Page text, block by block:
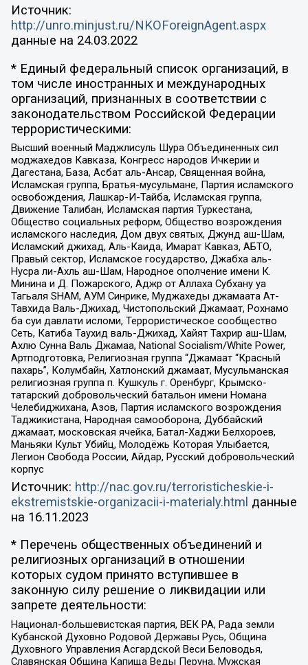
Источник:
http://unro.minjust.ru/NKOForeignAgent.aspx
данные на 24.03.2022
* Единый федеральный список организаций, в
том числе иностранных и международных
организаций, признанных в соответствии с
законодательством Российской Федерации
террористическими:
Высший военный Маджлисуль Шура Объединенных сил
моджахедов Кавказа, Конгресс народов Ичкерии и
Дагестана, База, Асбат аль-Ансар, Священная война,
Исламская группа, Братья-мусульмане, Партия исламского
освобождения, Лашкар-И-Тайба, Исламская группа,
Движение Талибан, Исламская партия Туркестана,
Общество социальных реформ, Общество возрождения
исламского наследия, Дом двух святых, Джунд аш-Шам,
Исламский джихад, Аль-Каида, Имарат Кавказ, АБТО,
Правый сектор, Исламское государство, Джабха аль-
Нусра ли-Ахль аш-Шам, Народное ополчение имени К.
Минина и Д. Пожарского, Аджр от Аллаха Субхану уа
Тагьаля SHAM, АУМ Синрике, Муджахеды джамаата Ат-
Тавхида Валь-Джихад, Чистопольский Джамаат, Рохнамо
ба суи давлати исломи, Террористическое сообщество
Сеть, Катиба Таухид валь-Джихад, Хайят Тахрир аш-Шам,
Ахлю Сунна Валь Джамаа, National Socialism/White Power,
Артподготовка, Религиозная группа “Джамаат “Красный
пахарь”, Колумбайн, Хатлонский джамаат, Мусульманская
религиозная группа п. Кушкуль г. Оренбург, Крымско-
татарский добровольческий батальон имени Номана
Челебиджихана, Азов, Партия исламского возрождения
Таджикистана, Народная самооборона, Дуббайский
джамаат, московская ячейка, Батал-Хаджи Белхороев,
Маньяки Культ Убийц, Молодёжь Которая Улыбается,
Легион Свобода России, Айдар, Русский добровольческий
корпус
Источник: http://nac.gov.ru/terroristicheskie-i-
ekstremistskie-organizacii-i-materialy.html данные
на 16.11.2023
* Перечень общественных объединений и
религиозных организаций в отношении
которых судом принято вступившее в
законную силу решение о ликвидации или
запрете деятельности:
Национал-большевистская партия, ВЕК РА, Рада земли
Кубанской Духовно Родовой Державы Русь, Община
Духовного Управления Асгардской Веси Беловодья,
Славянская Община Капища Веды Перуна, Мужская